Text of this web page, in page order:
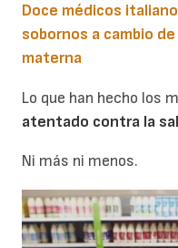
Doce médicos
sobornos a cambio
materna
Lo que han hecho los
atentado contra la
Ni más ni menos.